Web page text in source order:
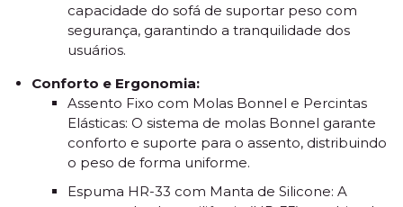
capacidade do sofá de suportar peso com
segurança, garantindo a tranquilidade dos
usuários.
Conforto e Ergonomia:
Assento Fixo com Molas Bonnel e Percintas
Elásticas: O sistema de molas Bonnel garante
conforto e suporte para o assento, distribuindo
o peso de forma uniforme.
Espuma HR-33 com Manta de Silicone: A